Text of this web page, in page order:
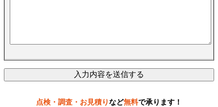
点検・調査・お見積りなど無料で承ります！